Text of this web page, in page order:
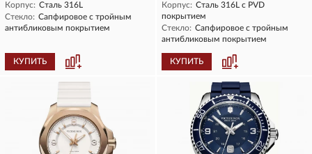
Корпус: Сталь 316L
Стекло: Сапфировое с тройным
антибликовым покрытием
КУПИТЬ
Корпус: Сталь 316L с PVD
покрытием
Стекло: Сапфировое с тройным
антибликовым покрытием
КУПИТЬ